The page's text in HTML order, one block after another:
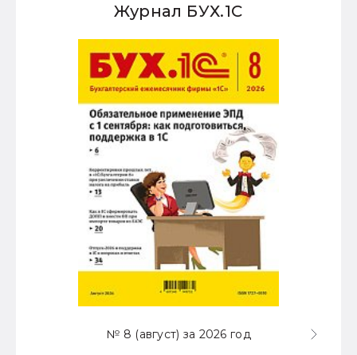
Журнал БУХ.1С
№ 8 (август) за 2026 год